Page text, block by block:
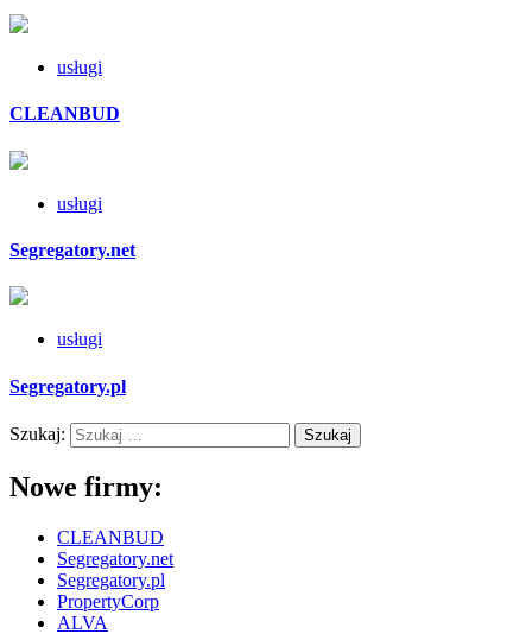
usługi
CLEANBUD
usługi
Segregatory.net
usługi
Segregatory.pl
Szukaj:
Nowe firmy:
CLEANBUD
Segregatory.net
Segregatory.pl
PropertyCorp
ALVA